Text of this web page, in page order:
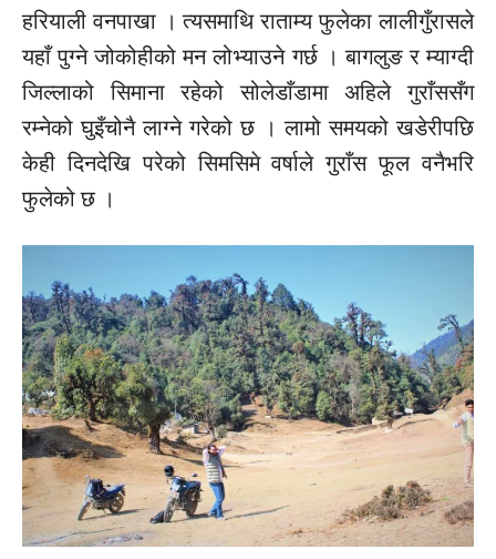
हरियाली वनपाखा । त्यसमाथि राताम्य फुलेका लालीगुँरासले
यहाँ पुग्ने जोकोहीको मन लोभ्याउने गर्छ । बागलुङ र म्याग्दी
जिल्लाको सिमाना रहेको सोलेडाँडामा अहिले गुराँससँग
रम्नेको घुइँचोनै लाग्ने गरेको छ । लामो समयको खडेरीपछि
केही दिनदेखि परेको सिमसिमे वर्षाले गुराँस फूल वनैभरि
फुलेको छ ।